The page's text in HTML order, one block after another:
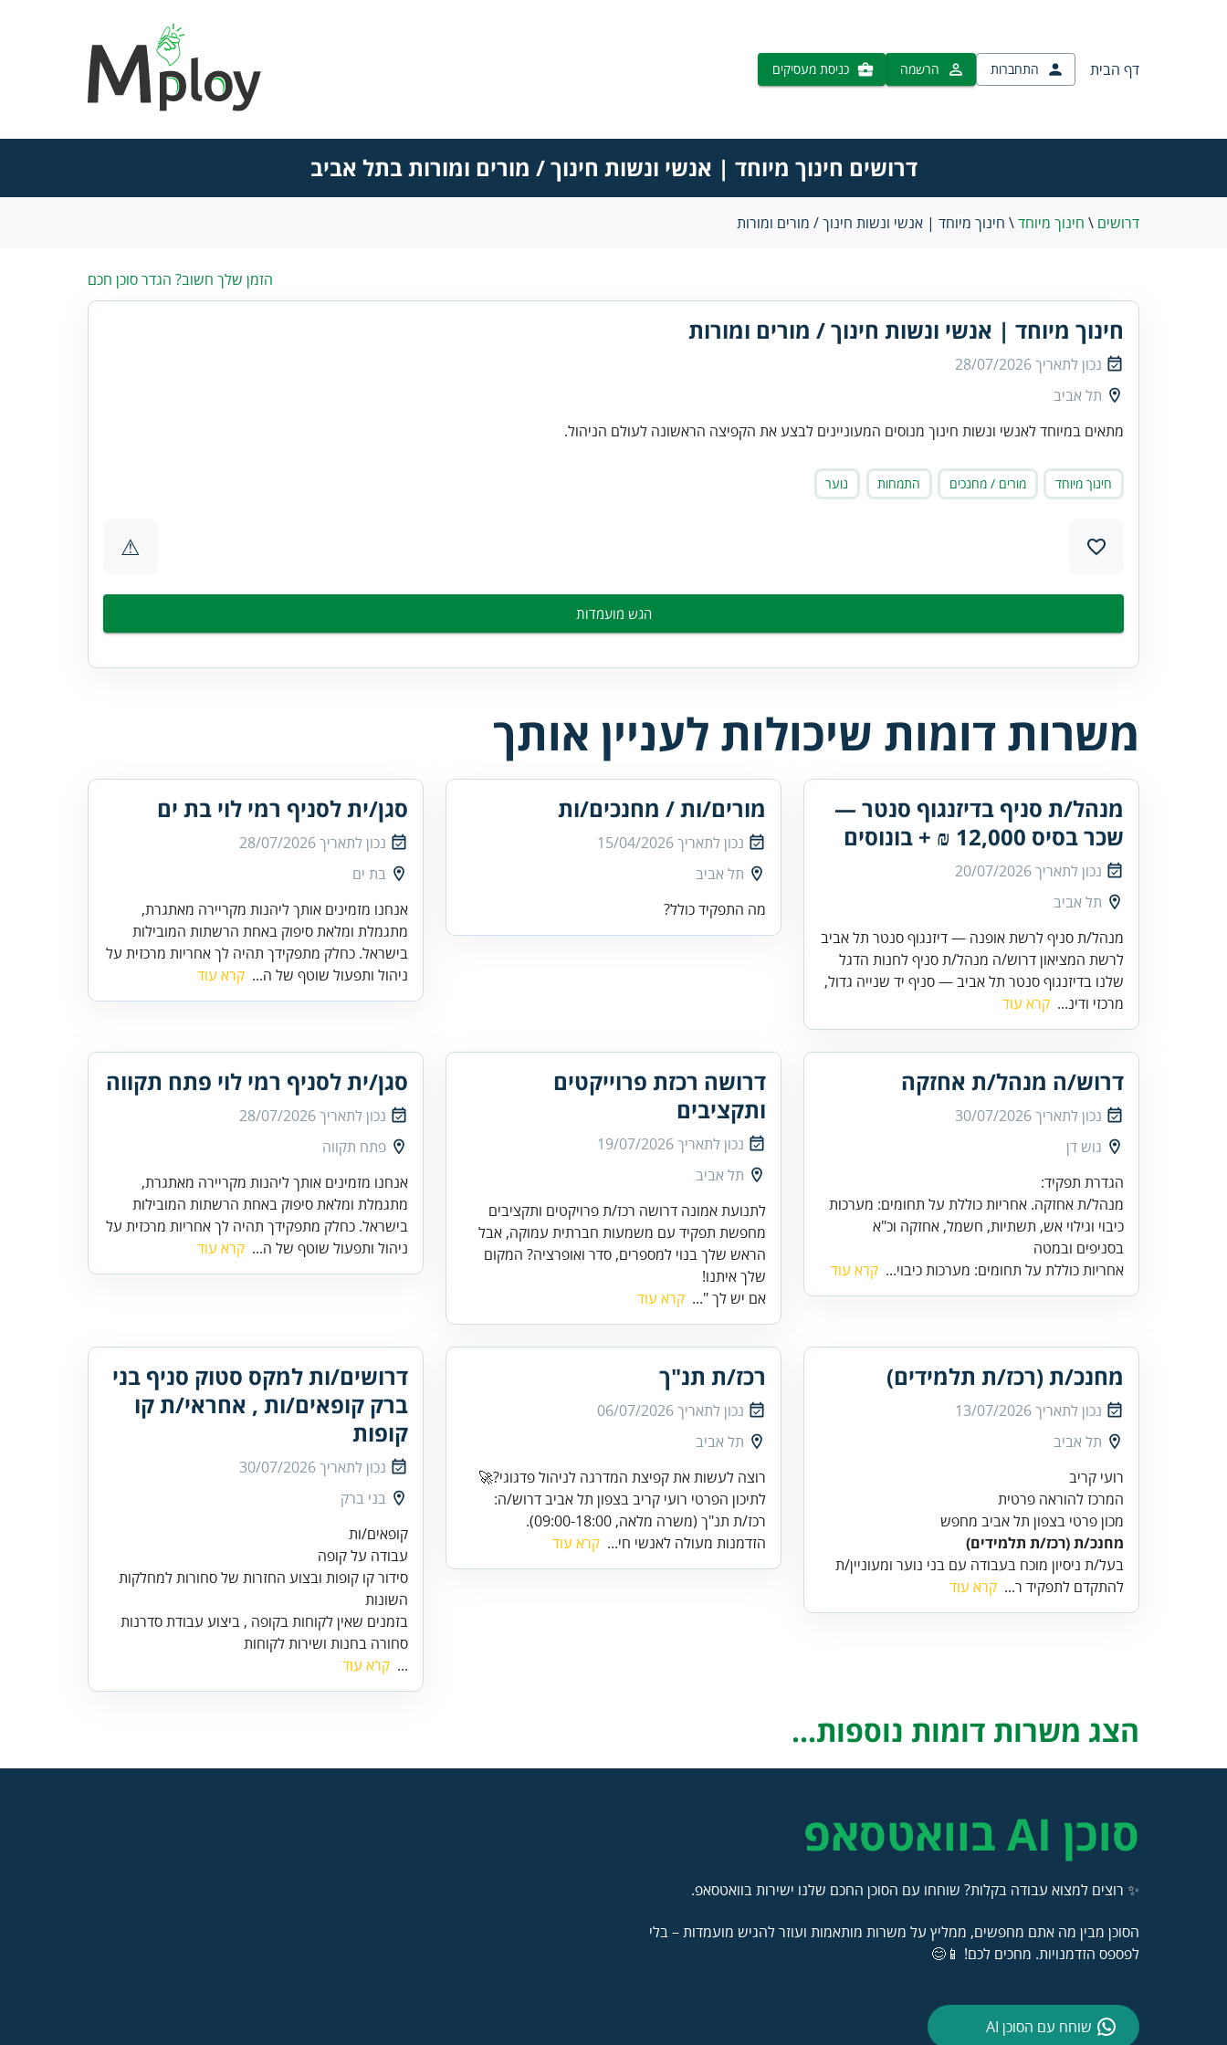
דף הבית התחברות הרשמה כניסת מעסיקים
דרושים חינוך מיוחד | אנשי ונשות חינוך / מורים ומורות בתל אביב
דרושים \ חינוך מיוחד\ חינוך מיוחד | אנשי ונשות חינוך / מורים ומורות
הזמן שלך חשוב? הגדר סוכן חכם
חינוך מיוחד | אנשי ונשות חינוך / מורים ומורות
נכון לתאריך28/07/2026
תל אביב
מתאים במיוחד לאנשי ונשות חינוך מנוסים המעוניינים לבצע את הקפיצה הראשונה לעולם הניהול.
חינוך מיוחד מורים / מחנכים התמחות נוער
⚠
הגש מועמדות
משרות דומות שיכולות לעניין אותך
מנהל/ת סניף בדיזנגוף סנטר —
שכר בסיס 12,000 ₪ + בונוסים
נכון לתאריך20/07/2026
תל אביב
מנהל/ת סניף לרשת אופנה — דיזנגוף סנטר תל אביב
לרשת המציאון דרוש/ה מנהל/ת סניף לחנות הדגל
שלנו בדיזנגוף סנטר תל אביב — סניף יד שנייה גדול,
מרכזי ודינ... קרא עוד
מורים/ות / מחנכים/ות
נכון לתאריך15/04/2026
תל אביב
מה התפקיד כולל?
סגן/ית לסניף רמי לוי בת ים
נכון לתאריך28/07/2026
בת ים
אנחנו מזמינים אותך ליהנות מקריירה מאתגרת,
מתגמלת ומלאת סיפוק באחת הרשתות המובילות
בישראל. כחלק מתפקידך תהיה לך אחריות מרכזית על
ניהול ותפעול שוטף של ה... קרא עוד
דרוש/ה מנהל/ת אחזקה
נכון לתאריך30/07/2026
גוש דן
מנהל/ת אחזקה. אחריות כוללת על תחומים: מערכות
בסניפים ובמטה
אחריות כוללת על תחומים: מערכות כיבוי... קרא עוד
דרושה רכזת פרוייקטים
ותקציבים
נכון לתאריך19/07/2026
תל אביב
לתנועת אמונה דרושה רכז/ת פרויקטים ותקציבים
מחפשת תפקיד עם משמעות חברתית עמוקה, אבל
הראש שלך בנוי למספרים, סדר ואופרציה? המקום
שלך איתנו!
אם יש לך "... קרא עוד
סגן/ית לסניף רמי לוי פתח תקווה
נכון לתאריך28/07/2026
פתח תקווה
אנחנו מזמינים אותך ליהנות מקריירה מאתגרת,
מתגמלת ומלאת סיפוק באחת הרשתות המובילות
בישראל. כחלק מתפקידך תהיה לך אחריות מרכזית על
ניהול ותפעול שוטף של ה... קרא עוד
מחנכ/ת (רכז/ת תלמידים)
נכון לתאריך13/07/2026
תל אביב
המרכז להוראה פרטית
מכון פרטי בצפון תל אביב מחפש
מחנכ/ת (רכז/ת תלמידים)
בעל/ת ניסיון מוכח בעבודה עם בני נוער ומעוניין/ת
להתקדם לתפקיד ר... קרא עוד
רכז/ת תנ"ך
נכון לתאריך06/07/2026
תל אביב
רכז/ת תנ"ך (משרה מלאה, 09:00-18:00).
​הזדמנות מעולה לאנשי חי... קרא עוד
דרושים/ות למקס סטוק סניף בני
ברק קופאים/ות , אחראי/ת קו
קופות
נכון לתאריך30/07/2026
בני ברק
סידור קו קופות ובצוע החזרות של סחורות למחלקות
בזמנים שאין לקוחות בקופה , ביצוע עבודת סדרנות
סחורה בחנות ושירות לקוחות
... קרא עוד
הצג משרות דומות נוספות...
סוכן AI בוואטסאפ
✨ רוצים למצוא עבודה בקלות? שוחחו עם הסוכן החכם שלנו ישירות בוואטסאפ.
הסוכן מבין מה אתם מחפשים, ממליץ על משרות מותאמות ועוזר להגיש מועמדות – בלי
לפספס הזדמנויות. מחכים לכם! 📱😊
שוחח עם הסוכן AI